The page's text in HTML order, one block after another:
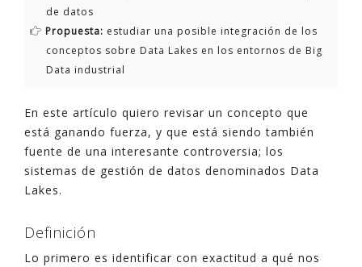
de datos
Propuesta: estudiar una posible integración de los
conceptos sobre Data Lakes en los entornos de Big
Data industrial
En este artículo quiero revisar un concepto que
está ganando fuerza, y que está siendo también
fuente de una interesante controversia; los
sistemas de gestión de datos denominados Data
Lakes.
Definición
Lo primero es identificar con exactitud a qué nos